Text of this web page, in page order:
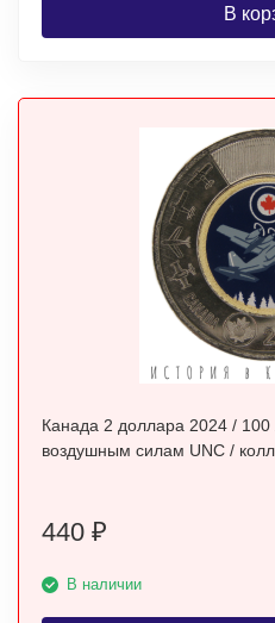
В
Канада 2 доллара 2024 /
воздушным
440 ₽
В наличии